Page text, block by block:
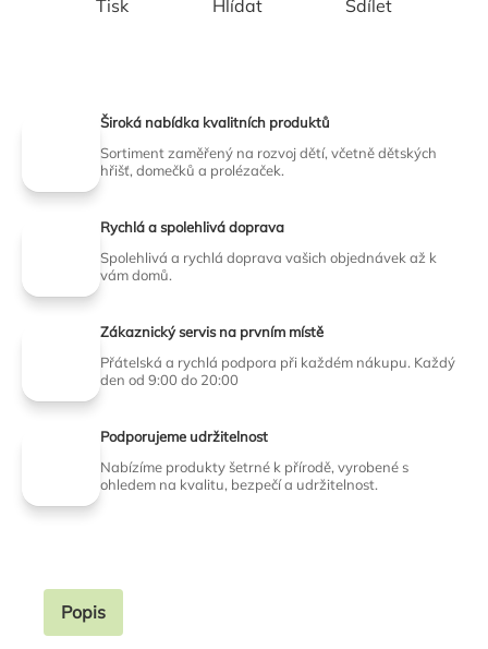
Tisk Hlídat Sdílet
Široká nabídka kvalitních produktů
Sortiment zaměřený na rozvoj dětí, včetně dětských
hřišť, domečků a prolézaček.
Rychlá a spolehlivá doprava
Spolehlivá a rychlá doprava vašich objednávek až k
vám domů.
Zákaznický servis na prvním místě
Přátelská a rychlá podpora při každém nákupu. Každý
den od 9:00 do 20:00
Podporujeme udržitelnost
Nabízíme produkty šetrné k přírodě, vyrobené s
ohledem na kvalitu, bezpečí a udržitelnost.
Popis